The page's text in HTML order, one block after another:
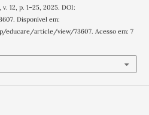
v. 12, p. 1–25, 2025. DOI:
Disponível em:
article/view/73607. Acesso em: 7